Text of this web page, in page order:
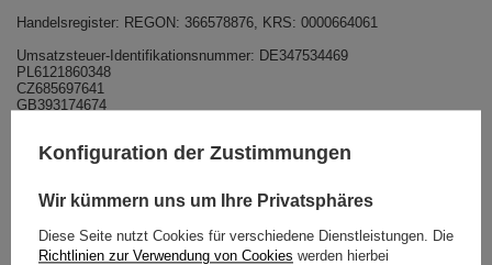
Handelsregister: REGON: 366578876, KRS: 0000664061
Umsatzsteuer-Identifikationsnummer: DE347534469
PL6121860348
CZ685697641
GB393174674
Streitbeilegung (OS) bereit, die Sie hier finden
einer Verbraucherschlichtungsstelle teilzunehmen.
Zentrums für Schlichtung e.V., Straßburger Straße 8, 77694 Kehl am
Rhein,www.verbraucher-schlichter.de.
Konfiguration der Zustimmungen
Wir kümmern uns um Ihre Privatsphäres
Diese Seite nutzt Cookies für verschiedene Dienstleistungen. Die
Richtlinien zur Verwendung von Cookies werden hierbei